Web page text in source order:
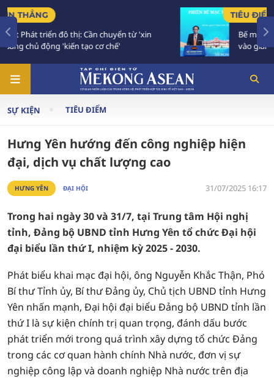
Bế mạc Hội nghị Ngoại giao 33: Đối ngoại bước
vào giai đoạn hành động mới
SỰ KIỆN TIÊU ĐIỂM
Hưng Yên hướng đến công nghiệp hiện
đại, dịch vụ chất lượng cao
HƯNG YÊN ĐẠI HỘI 31/07/2025 16:17
Trong hai ngày 30 và 31/7, tại Trung tâm Hội nghị
tỉnh, Đảng bộ UBND tỉnh Hưng Yên tổ chức Đại hội
đại biểu lần thứ I, nhiệm kỳ 2025 - 2030.
Phát biểu khai mạc đại hội, ông Nguyễn Khắc Thận, Phó
Bí thư Tỉnh ủy, Bí thư Đảng ủy, Chủ tịch UBND tỉnh Hưng
Yên nhấn mạnh, Đại hội đại biểu Đảng bộ UBND tỉnh lần
thứ I là sự kiện chính trị quan trọng, đánh dấu bước
phát triển mới trong quá trình xây dựng tổ chức Đảng
trong các cơ quan hành chính Nhà nước, đơn vị sự
nghiệp công lập và doanh nghiệp Nhà nước trên địa